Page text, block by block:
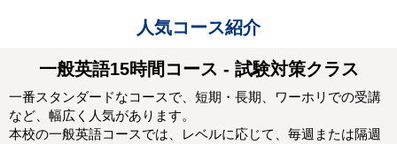
人気コース紹介
一般英語15時間コース - 試験対策クラス
一番スタンダードなコースで、短期・長期、ワーホリでの受講
など、幅広く人気があります。
本校の一般英語コースでは、レベルに応じて、毎週または隔週